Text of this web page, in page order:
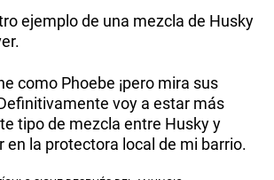
ejemplo de una mezcla de Husky
como Phoebe ¡pero mira sus
voy a estar más
tipo de mezcla entre Husky y
en la protectora local de mi barrio.